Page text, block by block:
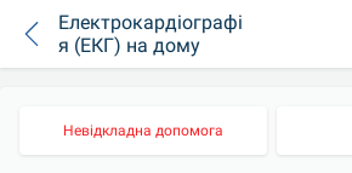
Електрокардіографі
я (ЕКГ) на дому
Невідкладна допомога